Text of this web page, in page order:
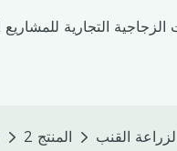
المنتج 2 القنب